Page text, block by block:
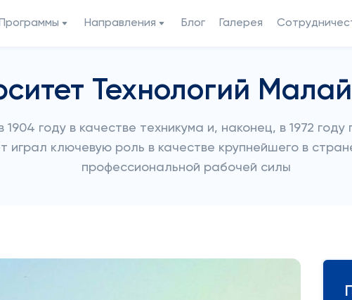
Программы Направления Блог Галерея
Технологий
году в качестве техникума и, наконец, в 1972
играл ключевую роль в качестве крупнейшего в
профессиональной рабочей силы